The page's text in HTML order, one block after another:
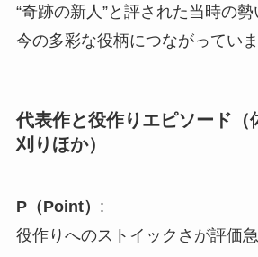
“奇跡の新人”と評された当時の勢
今の多彩な役柄につながっていま
代表作と役作りエピソード（
刈りほか）
P（Point） :
役作りへのストイックさが評価急